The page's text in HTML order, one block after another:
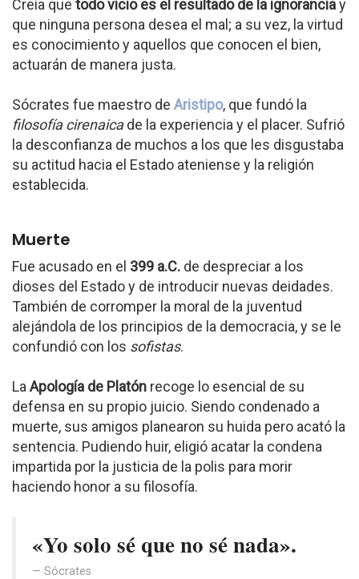
Creía que todo vicio es el resultado de la ignoranciay
que ninguna persona desea el mal; a su vez, la virtud
es conocimiento y aquellos que conocen el bien,
actuarán de manera justa.
Sócrates fue maestro de Aristipo, que fundó la
filosofía cirenaicade la experiencia y el placer. Sufrió
la desconfianza de muchos a los que les disgustaba
su actitud hacia el Estado ateniense y la religión
establecida.
Muerte
Fue acusado en el 399 a.C. de despreciar a los
dioses del Estado y de introducir nuevas deidades.
También de corromper la moral de la juventud
alejándola de los principios de la democracia, y se le
confundió con los sofistas.
La Apología de Platón recoge lo esencial de su
defensa en su propio juicio. Siendo condenado a
muerte, sus amigos planearon su huida pero acató la
sentencia. Pudiendo huir, eligió acatar la condena
impartida por la justicia de la polis para morir
haciendo honor a su filosofía.
«Yo solo sé que no sé nada».
Sócrates